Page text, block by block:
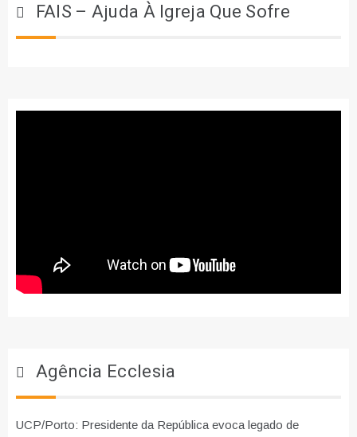
FAIS – Ajuda À Igreja Que Sofre
Agência Ecclesia
UCP/Porto: Presidente da República evoca legado de